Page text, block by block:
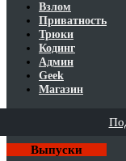
Взлом
Приватность
Трюки
Кодинг
Админ
Geek
Магазин
Выпуски